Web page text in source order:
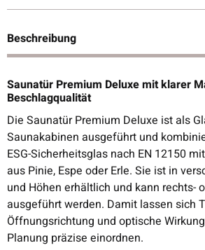
Beschreibung
Saunatür Premium Deluxe mit klarer
Beschlagqualität
Die Saunatür Premium Deluxe ist als
Saunakabinen ausgeführt und
ESG-Sicherheitsglas nach EN 12150
aus Pinie, Espe oder Erle. Sie ist in
und Höhen erhältlich und kann rechts-
ausgeführt werden. Damit lassen sich
Öffnungsrichtung und optische
Planung präzise einordnen.